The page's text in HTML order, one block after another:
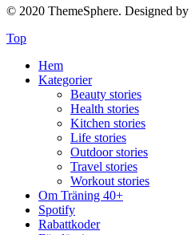
© 2020 ThemeSphere. Designed by
Top
Hem
Kategorier
Beauty stories
Health stories
Kitchen stories
Life stories
Outdoor stories
Travel stories
Workout stories
Om Träning 40+
Spotify
Rabattkoder